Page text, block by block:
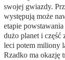
swojej gwiazdy.
występują może
etapie
dużo planet i część
leci potem miliony
Rzadko ma okazję